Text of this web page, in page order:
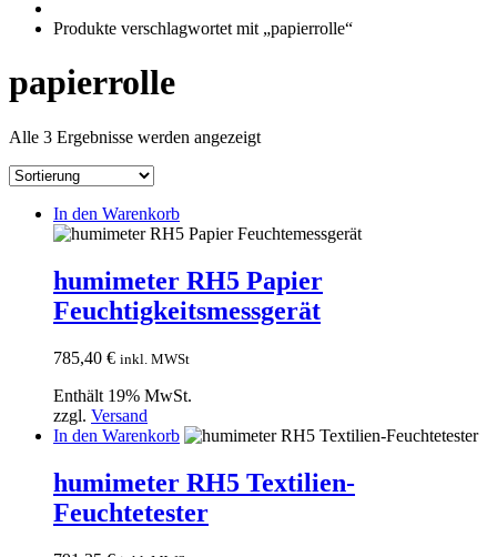
Produkte verschlagwortet mit „papierrolle“
papierrolle
Alle 3 Ergebnisse werden angezeigt
In den Warenkorb
humimeter RH5 Papier
Feuchtigkeitsmessgerät
785,40 € inkl. MWSt
Enthält 19% MwSt.
zzgl. Versand
In den Warenkorb
humimeter RH5 Textilien-
Feuchtetester